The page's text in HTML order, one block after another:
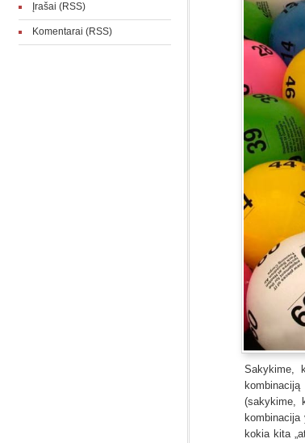
Sakykime,
(sakykime,
kokia kita
Įrašai (RSS)
Komentarai (RSS)